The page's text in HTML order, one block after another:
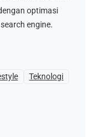
optimasi
engine.
Teknologi